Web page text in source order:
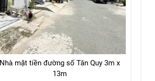
Nhà mặt tiền đường số Tân Quy 3m x
13m